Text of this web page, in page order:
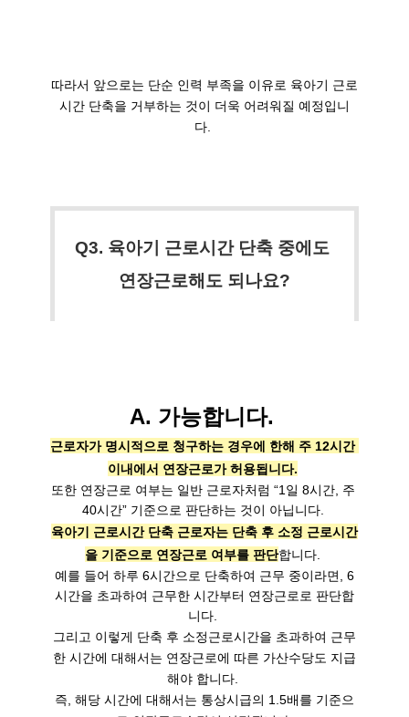
따라서 앞으로는 단순 인력 부족을 이유로 육아기 근로
시간 단축을 거부하는 것이 더욱 어려워질 예정입니
다.
Q3. 육아기 근로시간 단축 중에도
연장근로해도 되나요?
A. 가능합니다.
근로자가 명시적으로 청구하는 경우에 한해 주 12시간
이내에서 연장근로가 허용됩니다.
또한 연장근로 여부는 일반 근로자처럼 “1일 8시간, 주
육아기 근로시간 단축 근로자는 단축 후 소정 근로시간
을 기준으로 연장근로 여부를 판단합니다.
예를 들어 하루 6시간으로 단축하여 근무 중이라면, 6
시간을 초과하여 근무한 시간부터 연장근로로 판단합
니다.
그리고 이렇게 단축 후 소정근로시간을 초과하여 근무
한 시간에 대해서는 연장근로에 따른 가산수당도 지급
해야 합니다.
즉, 해당 시간에 대해서는 통상시급의 1.5배를 기준으